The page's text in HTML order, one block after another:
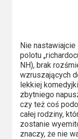
2020
2019
2018
2016
2017
Nie
polotu
NH), brak
wzruszających
lekkiej
zbytniego
czy też coś
całej rodziny,
zostanie
znaczy, że nie